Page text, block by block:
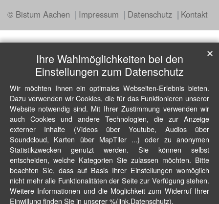
© Bistum Aachen Impressum Datenschutz Kontakt
Ihre Wahlmöglichkeiten bei den
Einstellungen zum Datenschutz
Wir möchten Ihnen ein optimales Webseiten-Erlebnis bieten.
Dazu verwenden wir Cookies, die für das Funktionieren unserer
Website notwendig sind. Mit Ihrer Zustimmung verwenden wir
auch Cookies und andere Technologien, die zur Anzeige
externer Inhalte (Videos über Youtube, Audios über
Soundcloud, Karten über MapTiler ...) oder zu anonymen
Statistikzwecken genutzt werden. Sie können selbst
entscheiden, welche Kategorien Sie zulassen möchten. Bitte
beachten Sie, dass auf Basis Ihrer Einstellungen womöglich
nicht mehr alle Funktionalitäten der Seite zur Verfügung stehen.
Weitere Informationen und die Möglichkeit zum Widerruf Ihrer
Einwillung finden Sie in unserer %(link.Datenschutz).
✕